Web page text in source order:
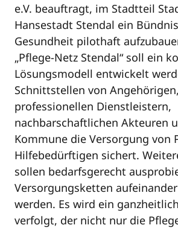
e.V. beauftragt, im Stadtteil
Hansestadt Stendal ein
Gesundheit pilothaft
„Pflege-Netz Stendal“ soll ein
Lösungsmodell entwickelt
Schnittstellen von Angehörigen,
professionellen Dienstleistern,
nachbarschaftlichen Akteuren
Kommune die Versorgung von
Hilfebedürftigen sichert.
sollen bedarfsgerecht
Versorgungsketten
werden. Es wird ein
verfolgt, der nicht nur die